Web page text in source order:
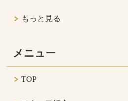
もっと見る
メニュー
TOP